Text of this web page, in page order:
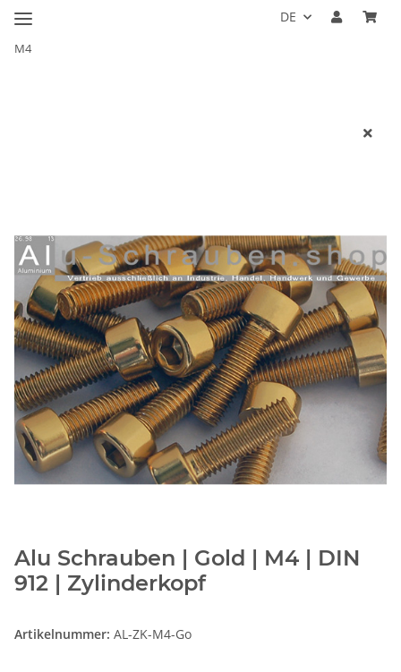
DE
M4
Alu Schrauben | Gold | M4 | DIN
912 | Zylinderkopf
Artikelnummer: AL-ZK-M4-Go